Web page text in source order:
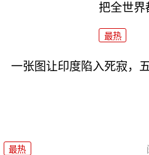
把全世界
最热
一张图让印度陷入死寂，
最热